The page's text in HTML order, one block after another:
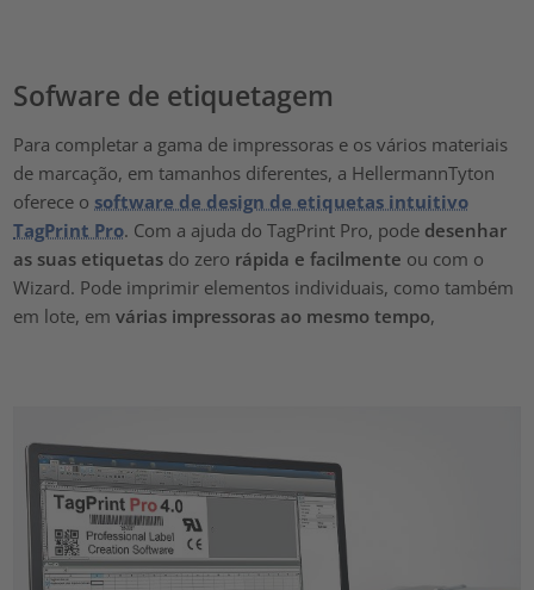
Sofware de etiquetagem
Para completar a gama de impressoras e os vários materiais
de marcação, em tamanhos diferentes, a HellermannTyton
oferece o software de design de etiquetas intuitivo
TagPrint Pro. Com a ajuda do TagPrint Pro, pode desenhar
as suas etiquetas do zero rápida e facilmente ou com o
Wizard. Pode imprimir elementos individuais, como também
em lote, emvárias impressoras ao mesmo tempo,